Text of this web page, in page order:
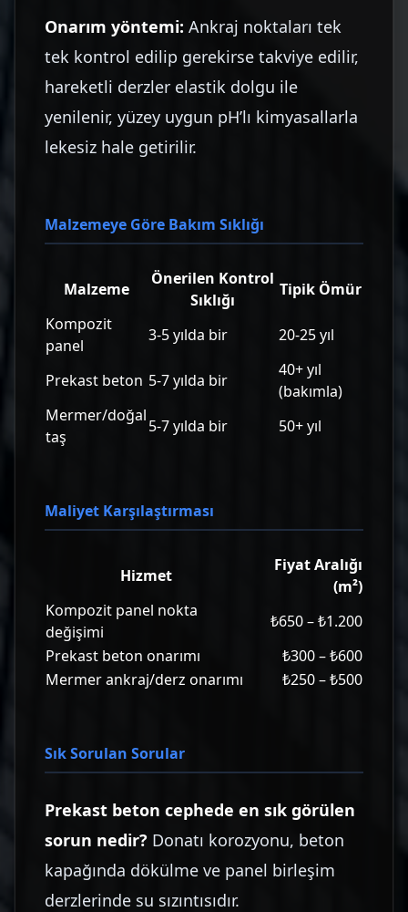
Onarım yöntemi: Ankraj noktaları tek
tek kontrol edilip gerekirse takviye edilir,
hareketli derzler elastik dolgu ile
yenilenir, yüzey uygun pH’lı kimyasallarla
lekesiz hale getirilir.
Malzemeye Göre Bakım Sıklığı
Malzeme
Önerilen Kontrol
Sıklığı
Tipik Ömür
Kompozit
panel
3-5 yılda bir 20-25 yıl
Prekast beton 5-7 yılda bir
40+ yıl
(bakımla)
Mermer/doğal
taş
5-7 yılda bir 50+ yıl
Maliyet Karşılaştırması
Hizmet
Fiyat Aralığı
(m²)
Kompozit panel nokta
değişimi
₺650 – ₺1.200
Prekast beton onarımı
₺300 – ₺600
Mermer ankraj/derz onarımı
₺250 – ₺500
Sık Sorulan Sorular
Prekast beton cephede en sık görülen
sorun nedir? Donatı korozyonu, beton
kapağında dökülme ve panel birleşim
derzlerinde su sızıntısıdır.